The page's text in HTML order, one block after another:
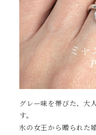
グレー味を帯びた、大
す。
氷の女王から贈られた